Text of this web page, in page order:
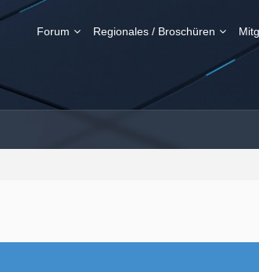
Forum Regionales / Broschüren